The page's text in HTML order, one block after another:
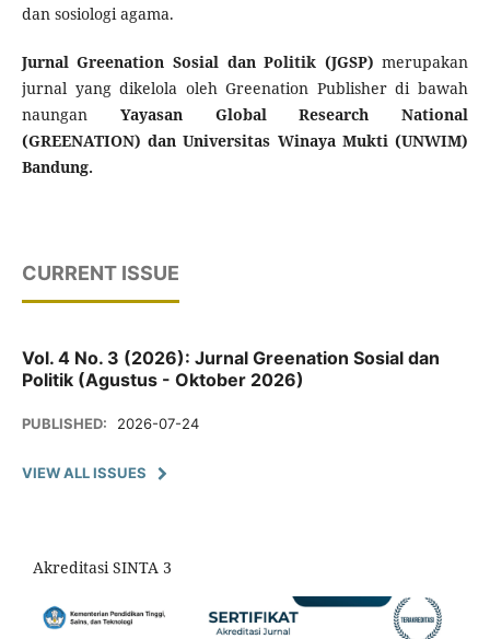
dan sosiologi agama.
Jurnal Greenation Sosial dan Politik (JGSP)merupakan
jurnal yang dikelola oleh Greenation Publisher di bawah
naungan Yayasan Global Research National
(GREENATION) dan Universitas Winaya Mukti (UNWIM)
Bandung.
CURRENT ISSUE
Vol. 4 No. 3 (2026): Jurnal Greenation Sosial dan
Politik (Agustus - Oktober 2026)
PUBLISHED: 2026-07-24
VIEW ALL ISSUES
Akreditasi SINTA 3